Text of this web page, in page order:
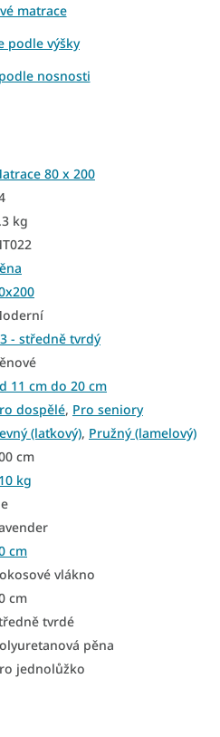
matrace
podle výšky
nosnosti
z PUR pěny
pro hosty
matrace
na zem
matrace
podle tvrdosti
matrace
matrace
80x200
tvrdost H3
80x200
80x200
80 x 200
kg
- středně tvrdý
11 cm do 20 cm
dospělé, Pro seniory
(laťkový), Pružný (lamelový)
cm
kg
cm
vlákno
cm
tvrdé
pěna
jednolůžko